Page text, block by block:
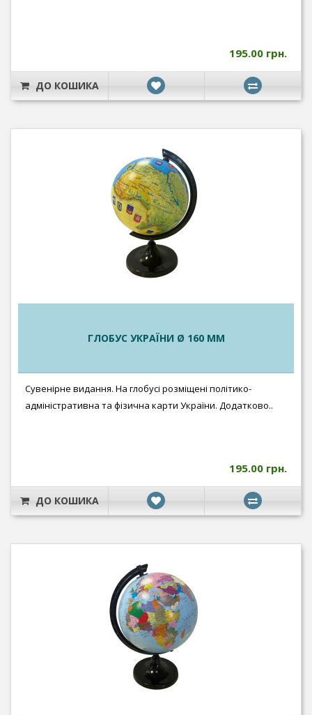
195.00 грн.
ДО КОШИКА
ГЛОБУС УКРАЇНИ Ø 160 ММ
Сувенірне видання. На глобусі розміщені політико-
адміністративна та фізична карти України. Додатково..
195.00 грн.
ДО КОШИКА